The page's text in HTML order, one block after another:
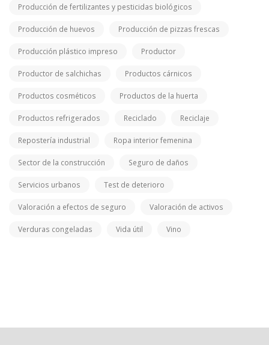
Producción de fertilizantes y pesticidas biológicos
Producción de huevos Producción de pizzas frescas
Producción plástico impreso Productor
Productor de salchichas Productos cárnicos
Productos cosméticos Productos de la huerta
Productos refrigerados Reciclado Reciclaje
Repostería industrial Ropa interior femenina
Sector de la construcción Seguro de daños
Servicios urbanos Test de deterioro
Valoración a efectos de seguro Valoración de activos
Verduras congeladas Vida útil Vino